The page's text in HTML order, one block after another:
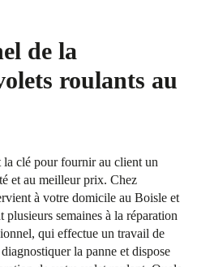
de la
roulants au
la clé pour fournir au client un
et au meilleur prix. Chez
à votre domicile au Boisle et
plusieurs semaines à la réparation
qui effectue un travail de
la panne et dispose